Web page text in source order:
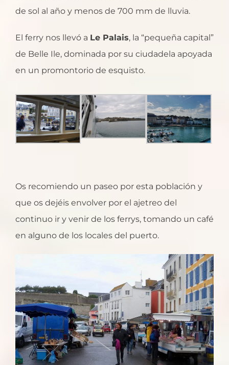
de sol al año y menos de 700 mm de lluvia.
El ferry nos llevó a Le Palais, la “pequeña capital”
de Belle Ile, dominada por su ciudadela apoyada
en un promontorio de esquisto.
Os recomiendo un paseo por esta población y
que os dejéis envolver por el ajetreo del
continuo ir y venir de los ferrys, tomando un café
en alguno de los locales del puerto.